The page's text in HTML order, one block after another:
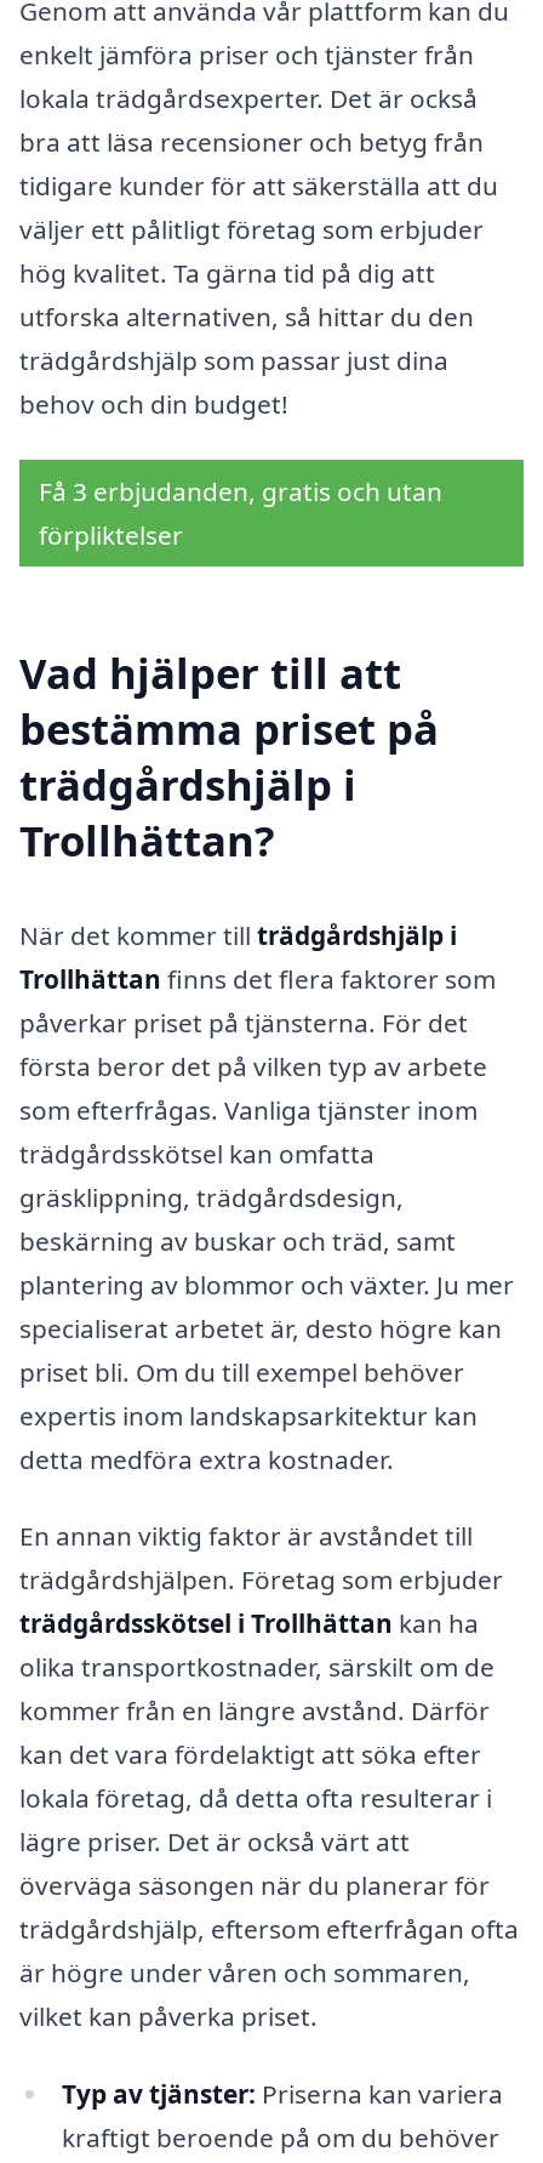
Genom att använda vår plattform kan du
enkelt jämföra priser och tjänster från
lokala trädgårdsexperter. Det är också
bra att läsa recensioner och betyg från
tidigare kunder för att säkerställa att du
väljer ett pålitligt företag som erbjuder
hög kvalitet. Ta gärna tid på dig att
utforska alternativen, så hittar du den
trädgårdshjälp som passar just dina
behov och din budget!
Få 3 erbjudanden, gratis och utan
förpliktelser
Vad hjälper till att
bestämma priset på
trädgårdshjälp i
Trollhättan?
När det kommer till trädgårdshjälp i
Trollhättan finns det flera faktorer som
påverkar priset på tjänsterna. För det
första beror det på vilken typ av arbete
som efterfrågas. Vanliga tjänster inom
trädgårdsskötsel kan omfatta
gräsklippning, trädgårdsdesign,
beskärning av buskar och träd, samt
plantering av blommor och växter. Ju mer
specialiserat arbetet är, desto högre kan
priset bli. Om du till exempel behöver
expertis inom landskapsarkitektur kan
detta medföra extra kostnader.
En annan viktig faktor är avståndet till
trädgårdshjälpen. Företag som erbjuder
trädgårdsskötsel i Trollhättan kan ha
olika transportkostnader, särskilt om de
kommer från en längre avstånd. Därför
kan det vara fördelaktigt att söka efter
lokala företag, då detta ofta resulterar i
lägre priser. Det är också värt att
överväga säsongen när du planerar för
trädgårdshjälp, eftersom efterfrågan ofta
är högre under våren och sommaren,
vilket kan påverka priset.
Typ av tjänster: Priserna kan variera
kraftigt beroende på om du behöver